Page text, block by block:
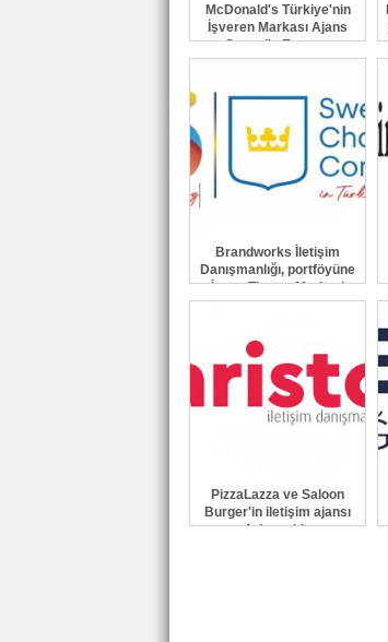
McDonald's Türkiye'nin
İşveren Markası Ajans
Sosyal'e Emanet
Brandworks İletişim
Danışmanlığı, portföyüne
İsveç Ticaret Merkezi
Derneği'ni ekledi
PizzaLazza ve Saloon
Burger'in iletişim ajansı
Aristo oldu